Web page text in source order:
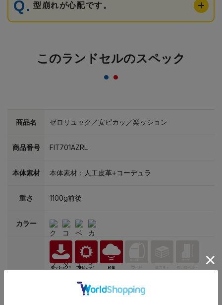
型崩れが心配です。
このランドセルのスペック
商品名 ゼロリュック／安ピカッ／楽ッション
商品番号 FIT701AZRL
本体素材 本体素材：人工皮革+コーデュラ
重さ 1100g前後
カラー